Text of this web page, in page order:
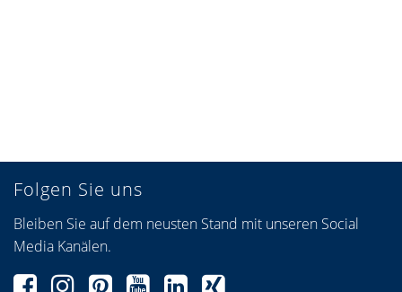
Folgen Sie uns
Bleiben Sie auf dem neusten Stand mit unseren Social
Media Kanälen.